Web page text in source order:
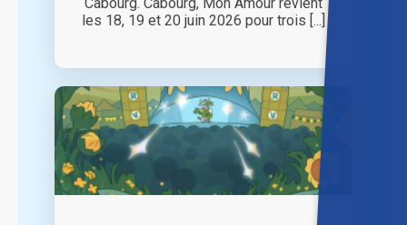
les 18, 19 et 20 juin 2026 pour trois [...]